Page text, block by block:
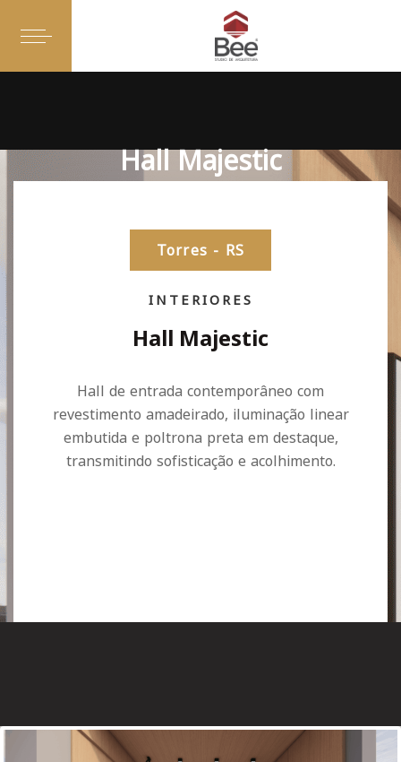
Hall Majestic
Torres - RS
INTERIORES
Hall Majestic
Hall de entrada contemporâneo com
revestimento amadeirado, iluminação linear
embutida e poltrona preta em destaque,
transmitindo sofisticação e acolhimento.